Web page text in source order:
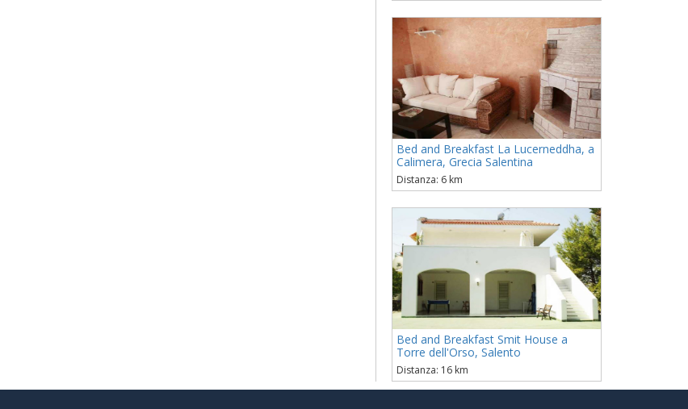
Bed and Breakfast La Lucerneddha, a
Calimera, Grecia Salentina
Distanza: 6 km
Bed and Breakfast Smit House a
Torre dell'Orso, Salento
Distanza: 16 km